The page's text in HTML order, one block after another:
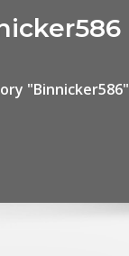
"Binnicker586"